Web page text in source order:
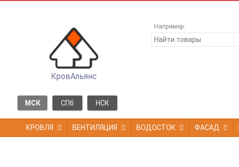
КровАльянс
МСК СПб НСК
Например:
КРОВЛЯ ВЕНТИЛЯЦИЯ ВОДОСТОК ФАСАД